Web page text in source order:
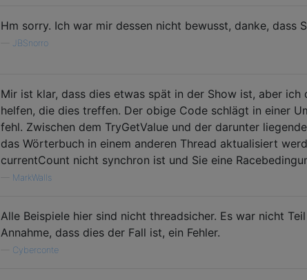
Hm sorry. Ich war mir dessen nicht bewusst, danke, dass
JBSnorro
Mir ist klar, dass dies etwas spät in der Show ist, aber ich
helfen, die dies treffen. Der obige Code schlägt in einer
fehl. Zwischen dem TryGetValue und der darunter
das Wörterbuch in einem anderen Thread aktualisiert
currentCount nicht synchron ist und Sie eine
MarkWalls
Alle Beispiele hier sind nicht threadsicher. Es war nicht
Annahme, dass dies der Fall ist, ein Fehler.
Cyberconte